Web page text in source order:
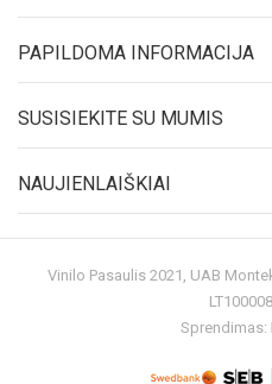
PAPILDOMA INFORMACIJA
SUSISIEKITE SU MUMIS
NAUJIENLAIŠKIAI
Vinilo Pasaulis 2021, UAB
Sprendimas: